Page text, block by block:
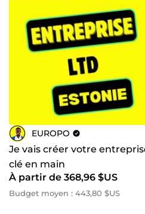
EUROPO
Je vais créer votre
clé en main
À partir de 368,96 $US
Budget moyen : 443,80 $US